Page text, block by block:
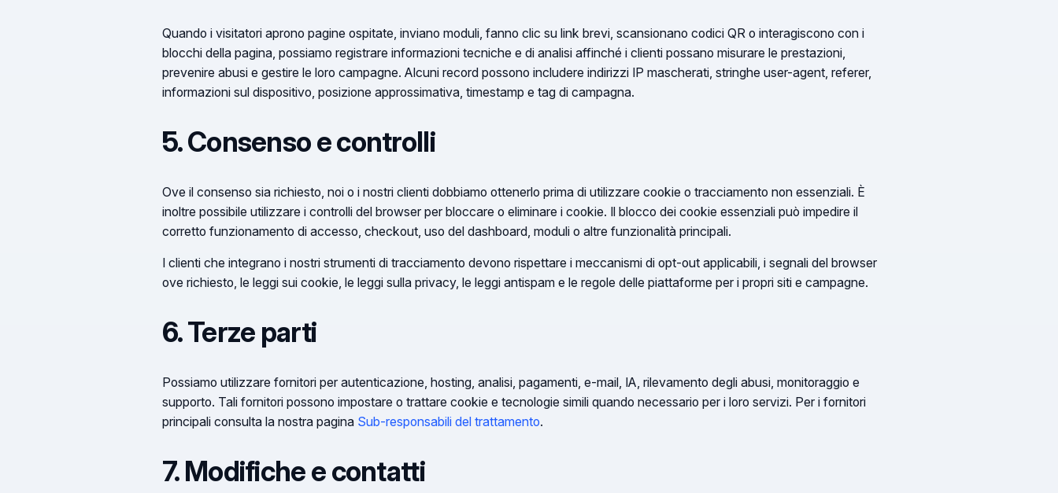
Quando i visitatori aprono pagine ospitate, inviano moduli, fanno clic su link brevi, scansionano codici QR o interagiscono con i
blocchi della pagina, possiamo registrare informazioni tecniche e di analisi affinché i clienti possano misurare le prestazioni,
prevenire abusi e gestire le loro campagne. Alcuni record possono includere indirizzi IP mascherati, stringhe user-agent, referer,
informazioni sul dispositivo, posizione approssimativa, timestamp e tag di campagna.
5. Consenso e controlli
Ove il consenso sia richiesto, noi o i nostri clienti dobbiamo ottenerlo prima di utilizzare cookie o tracciamento non essenziali. È
inoltre possibile utilizzare i controlli del browser per bloccare o eliminare i cookie. Il blocco dei cookie essenziali può impedire il
corretto funzionamento di accesso, checkout, uso del dashboard, moduli o altre funzionalità principali.
I clienti che integrano i nostri strumenti di tracciamento devono rispettare i meccanismi di opt-out applicabili, i segnali del browser
ove richiesto, le leggi sui cookie, le leggi sulla privacy, le leggi antispam e le regole delle piattaforme per i propri siti e campagne.
6. Terze parti
Possiamo utilizzare fornitori per autenticazione, hosting, analisi, pagamenti, e-mail, IA, rilevamento degli abusi, monitoraggio e
supporto. Tali fornitori possono impostare o trattare cookie e tecnologie simili quando necessario per i loro servizi. Per i fornitori
principali consulta la nostra pagina Sub-responsabili del trattamento.
7. Modifiche e contatti